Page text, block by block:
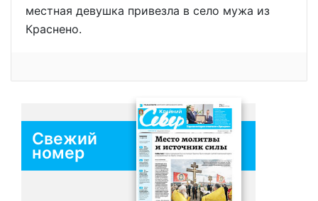
местная девушка привезла в село мужа из
Краснено.
Свежий
номер